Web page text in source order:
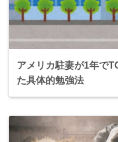
アメリカ駐妻が1年で
た具体的勉強法